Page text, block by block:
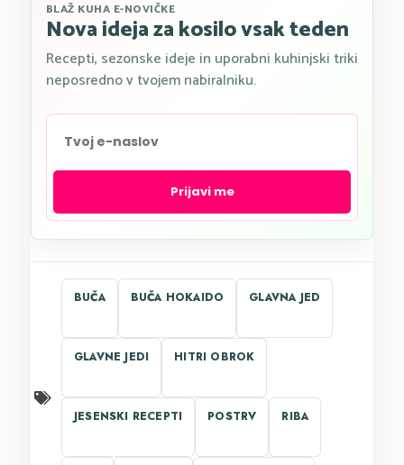
BLAŽ KUHA E-NOVIČKE
Nova ideja za kosilo vsak teden
Recepti, sezonske ideje in uporabni kuhinjski triki
neposredno v tvojem nabiralniku.
Prijavi me
BUČA BUČA HOKAIDO GLAVNA JED
GLAVNE JEDI HITRI OBROK
JESENSKI RECEPTI POSTRV RIBA